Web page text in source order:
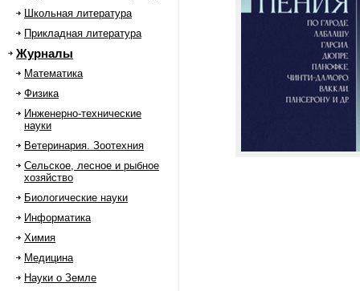
Школьная литература
Прикладная литература
Журналы
Математика
Физика
Инженерно-технические
науки
Ветеринария. Зоотехния
Сельское, лесное и рыбное
хозяйство
Биологические науки
Информатика
Химия
Медицина
Науки о Земле